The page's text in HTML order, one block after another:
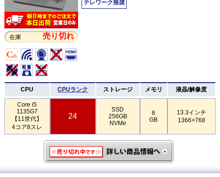
在庫 売り切れ
テレワーク推奨
CPU CPUランク ストレージ メモリ 液晶/解像度
Core i5
1135G7
【11世代】
4コア8スレ
24
SSD
256GB
NVMe
8
GB
13.3インチ
1366×768